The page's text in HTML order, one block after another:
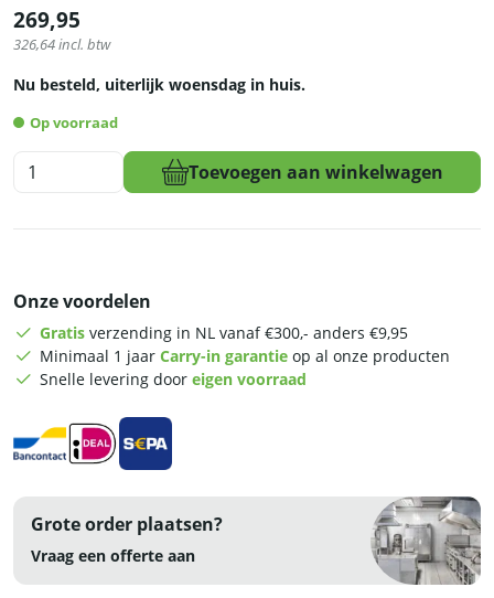
269,95
326,64incl. btw
Nu besteld, uiterlijk woensdag in huis.
Op voorraad
HCB
Bakplaat
cm
propaan
Toevoegen aan winkelwagen
Onze voordelen
Gratis verzending in NL vanaf €300,- anders €9,95
Minimaal 1 jaar Carry-in garantie op al onze producten
Snelle levering door eigen voorraad
Grote order plaatsen?
Vraag een offerte aan